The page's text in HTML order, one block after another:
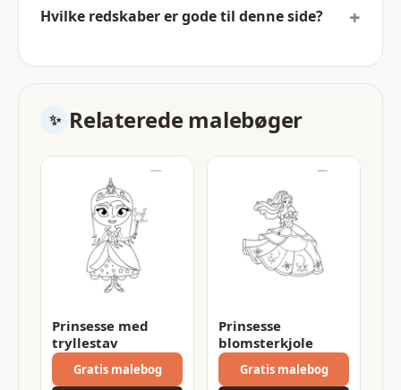
Hvilke redskaber er gode til denne side?
Relaterede malebøger
Prinsesse med
tryllestav
Gratis malebog
Prinsesse
blomsterkjole
Gratis malebog